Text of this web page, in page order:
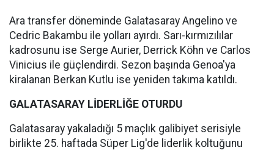
Ara transfer döneminde Galatasaray Angelino ve
Cedric Bakambu ile yolları ayırdı. Sarı-kırmızılılar
kadrosunu ise Serge Aurier, Derrick Köhn ve Carlos
Vinicius ile güçlendirdi. Sezon başında Genoa'ya
kiralanan Berkan Kutlu ise yeniden takıma katıldı.
GALATASARAY LİDERLİĞE OTURDU
Galatasaray yakaladığı 5 maçlık galibiyet serisiyle
birlikte 25. haftada Süper Lig'de liderlik koltuğunu